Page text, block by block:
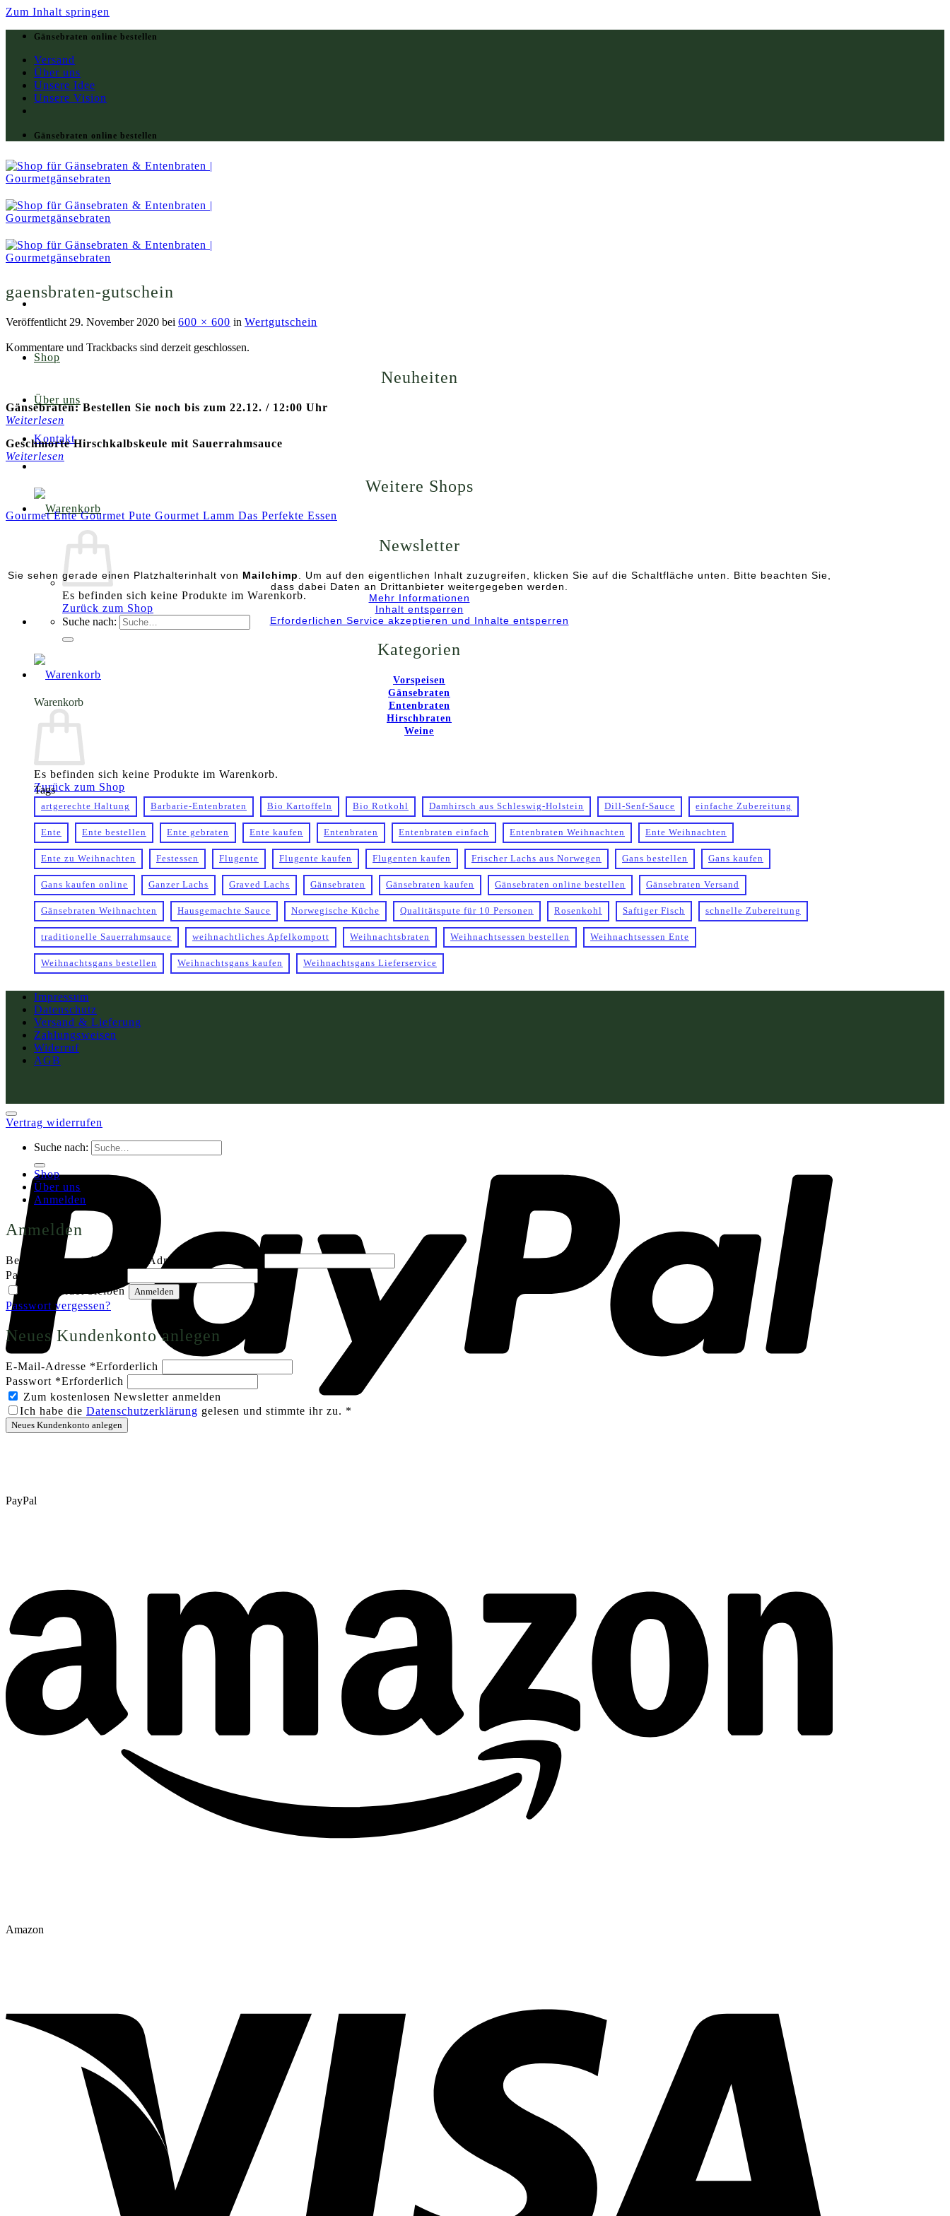
Zum Inhalt springen
Gänsebraten online bestellen
Versand
Über uns
Unsere Idee
Unsere Vision
Gänsebraten online bestellen
Shop
Über uns
Kontakt
Es befinden sich keine Produkte im Warenkorb.
Zurück zum Shop
Suche nach:
Warenkorb
Es befinden sich keine Produkte im Warenkorb.
Zurück zum Shop
gaensbraten-gutschein
Veröffentlicht 29. November 2020 bei 600 × 600 in Wertgutschein
Kommentare und Trackbacks sind derzeit geschlossen.
Neuheiten
Gänsebraten: Bestellen Sie noch bis zum 22.12. / 12:00 Uhr
Weiterlesen
Geschmorte Hirschkalbskeule mit Sauerrahmsauce
Weiterlesen
Weitere Shops
Gourmet Ente Gourmet Pute Gourmet Lamm Das Perfekte Essen
Newsletter
Sie sehen gerade einen Platzhalterinhalt von Mailchimp. Um auf den eigentlichen Inhalt zuzugreifen, klicken Sie auf die Schaltfläche unten. Bitte beachten Sie,
dass dabei Daten an Drittanbieter weitergegeben werden.
Mehr Informationen
Inhalt entsperren
Erforderlichen Service akzeptieren und Inhalte entsperren
Kategorien
Vorspeisen
Gänsebraten
Entenbraten
Hirschbraten
Weine
Tags
artgerechte Haltung Barbarie-Entenbraten Bio Kartoffeln Bio Rotkohl Damhirsch aus Schleswig-Holstein Dill-Senf-Sauce einfache Zubereitung
Ente Ente bestellen Ente gebraten Ente kaufen Entenbraten Entenbraten einfach Entenbraten Weihnachten Ente Weihnachten
Ente zu Weihnachten Festessen Flugente Flugente kaufen Flugenten kaufen Frischer Lachs aus Norwegen Gans bestellen Gans kaufen
Gans kaufen online Ganzer Lachs Graved Lachs Gänsebraten Gänsebraten kaufen Gänsebraten online bestellen Gänsebraten Versand
Gänsebraten Weihnachten Hausgemachte Sauce Norwegische Küche Qualitätspute für 10 Personen Rosenkohl Saftiger Fisch schnelle Zubereitung
traditionelle Sauerrahmsauce weihnachtliches Apfelkompott Weihnachtsbraten Weihnachtsessen bestellen Weihnachtsessen Ente
Weihnachtsgans bestellen Weihnachtsgans kaufen Weihnachtsgans Lieferservice
Impressum
Datenschutz
Versand & Lieferung
Zahlungsweisen
Widerruf
AGB
PayPal
Amazon
Vertrag widerrufen
Suche nach:
Shop
Über uns
Anmelden
Anmelden
Benutzername oder E-Mail-Adresse
Passwort
Angemeldet bleiben
Anmelden
Passwort vergessen?
Neues Kundenkonto anlegen
E-Mail-Adresse *Erforderlich
Passwort *Erforderlich
Zum kostenlosen Newsletter anmelden
Ich habe die Datenschutzerklärung gelesen und stimmte ihr zu. *
Neues Kundenkonto anlegen